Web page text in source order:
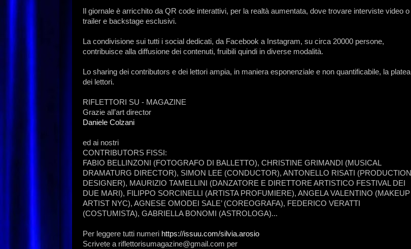
Il giornale è arricchito da QR code interattivi, per la realtà aumentata, dove trovare interviste video o
trailer e backstage esclusivi.
La condivisione sui tutti i social dedicati, da Facebook a Instagram, su circa 20000 persone,
contribuisce alla diffusione dei contenuti, fruibili quindi in diverse modalità.
Lo sharing dei contributors e dei lettori ampia, in maniera esponenziale e non quantificabile, la platea
dei lettori.
RIFLETTORI SU - MAGAZINE
Grazie all’art director
Daniele Colzani
ed ai nostri
CONTRIBUTORS FISSI:
FABIO BELLINZONI (FOTOGRAFO DI BALLETTO), CHRISTINE GRIMANDI (MUSICAL
DRAMATURG DIRECTOR), SIMON LEE (CONDUCTOR), ANTONELLO RISATI (PRODUCTION
DESIGNER), MAURIZIO TAMELLINI (DANZATORE E DIRETTORE ARTISTICO FESTIVAL DEI
DUE MARI), FILIPPO SORCINELLI (ARTISTA PROFUMIERE), ANGELA VALENTINO (MAKEUP
ARTIST NYC), AGNESE OMODEI SALE’ (COREOGRAFA), FEDERICO VERATTI
(COSTUMISTA), GABRIELLA BONOMI (ASTROLOGA)...
Per leggere tutti numeri https://issuu.com/silvia.arosio
Scrivete a riflettorisumagazine@gmail.com per